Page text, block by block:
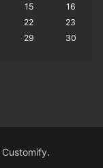
15
16
22
23
29
30
Customify.